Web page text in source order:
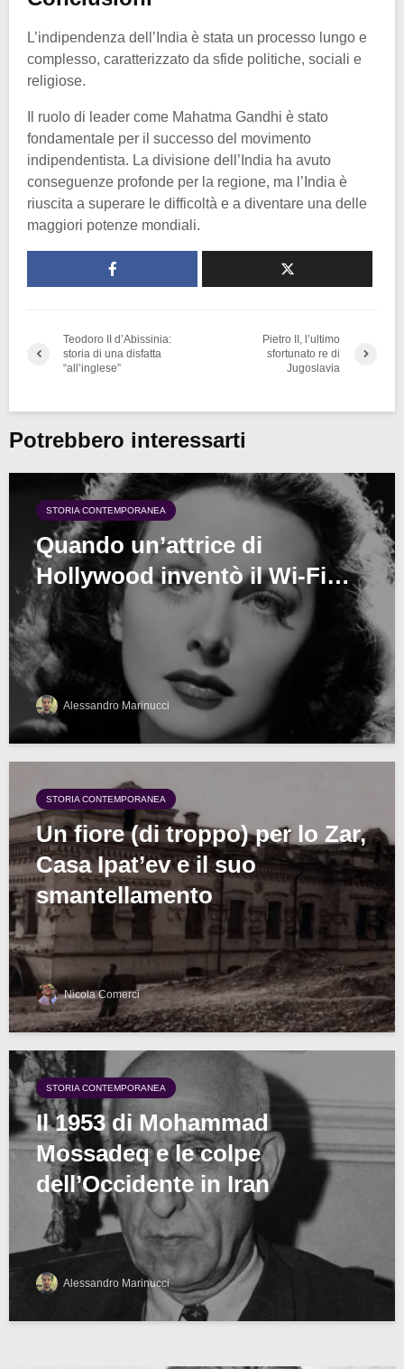
L’indipendenza dell’India è stata un processo lungo e
complesso, caratterizzato da sfide politiche, sociali e
religiose.
Il ruolo di leader come Mahatma Gandhi è stato
fondamentale per il successo del movimento
indipendentista. La divisione dell’India ha avuto
conseguenze profonde per la regione, ma l’India è
riuscita a superare le difficoltà e a diventare una delle
maggiori potenze mondiali.
Teodoro II d’Abissinia:
storia di una disfatta
“all’inglese”
Pietro II, l’ultimo
sfortunato re di
Jugoslavia
Potrebbero interessarti
STORIA CONTEMPORANEA
Quando un’attrice di
Hollywood inventò il Wi-Fi…
Alessandro Marinucci
STORIA CONTEMPORANEA
Un fiore (di troppo) per lo Zar,
Casa Ipat’ev e il suo
smantellamento
Nicola Comerci
STORIA CONTEMPORANEA
Il 1953 di Mohammad
Mossadeq e le colpe
dell’Occidente in Iran
Alessandro Marinucci